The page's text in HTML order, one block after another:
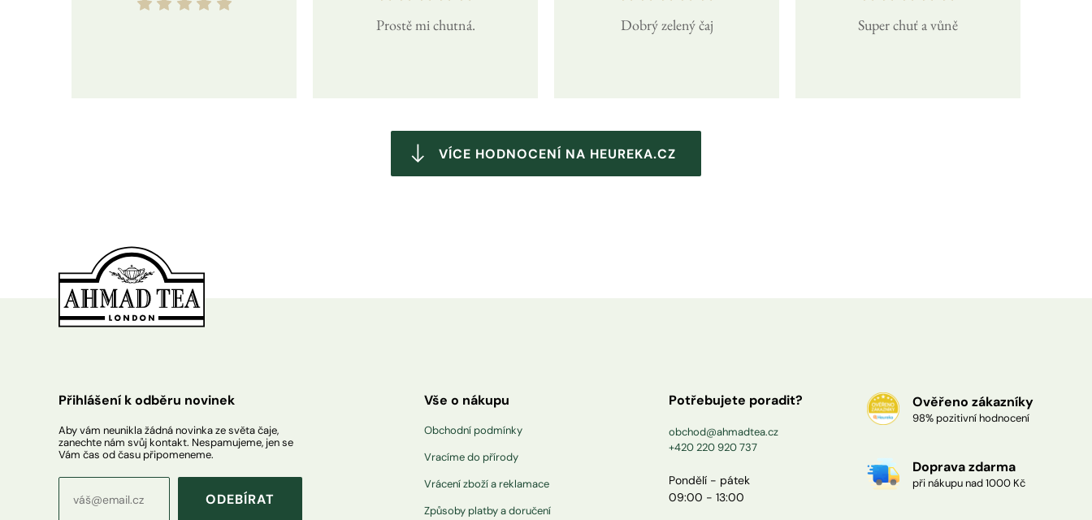
Prostě mi chutná. Dobrý zelený čaj Super chuť a vůně
VÍCE HODNOCENÍ NA HEUREKA.CZ
Přihlášení k odběru novinek
Aby vám neunikla žádná novinka ze světa čaje,
zanechte nám svůj kontakt. Nespamujeme, jen se
Vám čas od času připomeneme.
ODEBÍRAT
Vše o nákupu
Obchodní podmínky
Vracíme do přírody
Vrácení zboží a reklamace
Způsoby platby a doručení
Potřebujete poradit?
obchod@ahmadtea.cz
+420 220 920 737
Pondělí - pátek
09:00 - 13:00
Ověřeno zákazníky
98% pozitivní hodnocení
Doprava zdarma
při nákupu nad 1000 Kč